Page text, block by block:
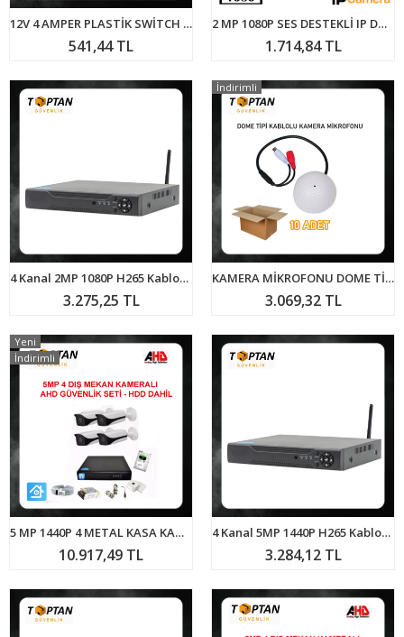
12V 4 AMPER PLASTİK SWİTCH ADAPTÖR
541,44 TL
2 MP 1080P SES DESTEKLİ IP DOME GÜVENLİK KAMERASI ARNA-1620
1.714,84 TL
4 Kanal 2MP 1080P H265 Kablosuz Wifi Hibrit 4 Sesli Dvr Kayıt Cihazı ARNA-1747
3.275,25 TL
KAMERA MİKROFONU DOME TİPİ KABLOLU ARNA-6106 10 ADET EKONOMİK PAKET
3.069,32 TL
İndirimli
5 MP 1440P 4 METAL KASA KAMERALI 500 GB HDD DAHİL GÜVENLİK SETİ ARNA-7045
10.917,49 TL
Yeni
İndirimli
4 Kanal 5MP 1440P H265 Kablosuz Wifi Hibrit 4 Sesli Dvr Kayıt Cihazı ARNA-5747
3.284,12 TL